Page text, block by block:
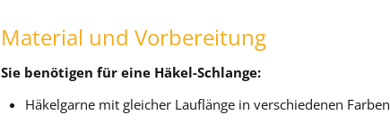
Material und Vorbereitung
Sie benötigen für eine Häkel-Schlange:
Häkelgarne mit gleicher Lauflänge in verschiedenen Farben